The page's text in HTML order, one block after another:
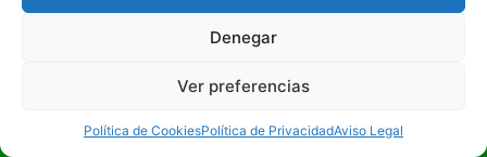
Denegar
Ver preferencias
Política de CookiesPolítica de PrivacidadAviso Legal
Corporativos:Ya sea una fiesta de
cumpleaños o un evento de empresa,
los asistentes y generar contenido original
Personalización de Plantillas:Diseñamos
¡LLÁMANOS!